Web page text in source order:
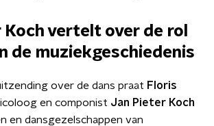
Koch vertelt over de rol
de muziekgeschiedenis
over de dans praat Floris
en componist Jan Pieter Koch
en dansgezelschappen van